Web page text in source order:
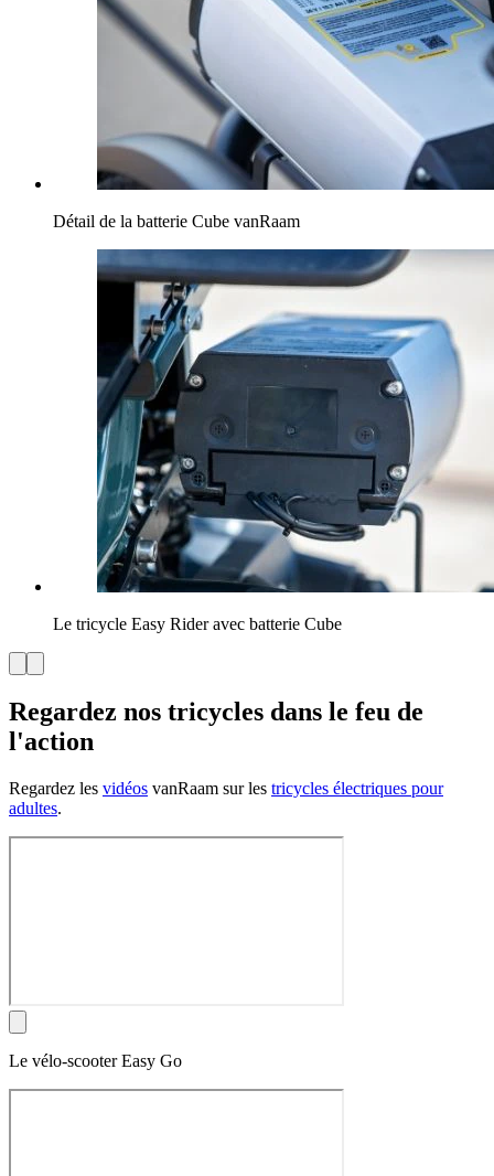
Détail de la batterie Cube vanRaam
Le tricycle Easy Rider avec batterie Cube
Regardez nos tricycles dans le feu de
l'action
Regardez les vidéos vanRaam sur les tricycles électriques pour
adultes.
Le vélo-scooter Easy Go